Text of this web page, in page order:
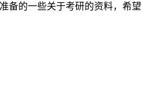
备的一些关于考研的资料，希望